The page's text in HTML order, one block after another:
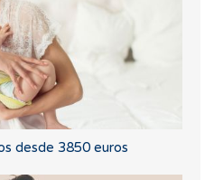
desde 3850 euros